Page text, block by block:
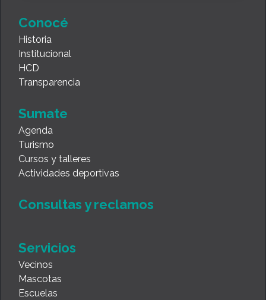
Conocé
Historia
Institucional
HCD
Transparencia
Sumate
Agenda
Turismo
Cursos y talleres
Actividades deportivas
Consultas y reclamos
Servicios
Vecinos
Mascotas
Escuelas